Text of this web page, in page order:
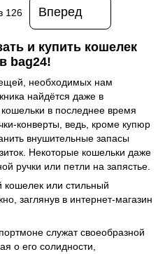
126 Вперед
и купить кошелек
bag24!
необходимых нам
найдётся даже в
в последнее время
конверты, ведь, кроме купюр
внушительные запасы
Некоторые кошельки даже
ручки или петли на запястье.
или стильный
заглянув в интернет-магазин
служат своеобразной
о его солидности,